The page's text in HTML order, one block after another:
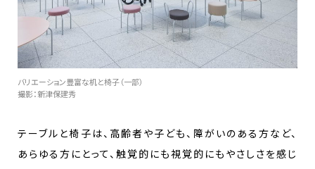
テーブルと椅子は、高齢者や子ども、障がいのある方など、
あらゆる方にとって、触覚的にも視覚的にもやさしさを感じ
バリエーション豊富な机と椅子（一部）
撮影：新津保建秀